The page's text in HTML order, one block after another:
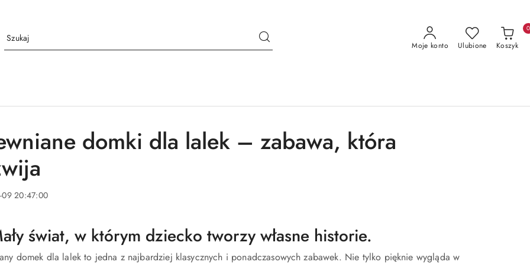
Moje konto Ulubione Koszyk
0
domki dla lalek – zabawa, która
09 20:47:00
świat, w którym dziecko tworzy własne historie.
domek dla lalek to jedna z najbardziej klasycznych i ponadczasowych zabawek. Nie tylko pięknie wygląda w